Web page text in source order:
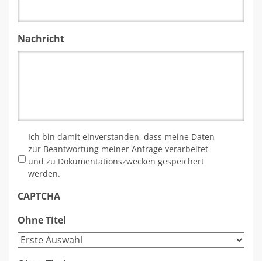
Nachricht
Ich bin damit einverstanden, dass meine Daten
zur Beantwortung meiner Anfrage verarbeitet
und zu Dokumentationszwecken gespeichert
werden.
CAPTCHA
Ohne Titel